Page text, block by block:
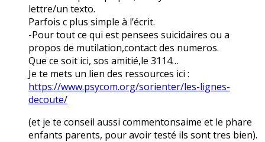
lettre/un texto.
Parfois c plus simple à l’écrit.
-Pour tout ce qui est pensees suicidaires ou a
propos de mutilation,contact des numeros.
Que ce soit ici, sos amitié,le 3114…
Je te mets un lien des ressources ici :
https://www.psycom.org/sorienter/les-lignes-
decoute/
(et je te conseil aussi commentonsaime et le phare
enfants parents, pour avoir testé ils sont tres bien).